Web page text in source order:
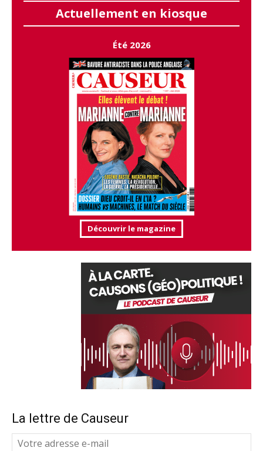
Actuellement en kiosque
Été 2026
Découvrir le magazine
La lettre de Causeur